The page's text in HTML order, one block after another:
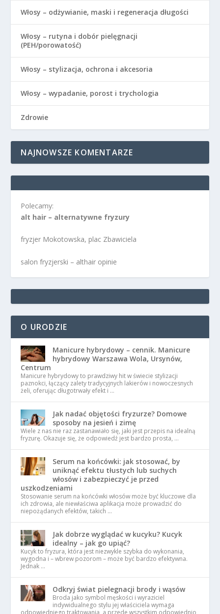
Włosy – odżywianie, maski i regeneracja długości
Włosy – rutyna i dobór pielęgnacji
(PEH/porowatość)
Włosy – stylizacja, ochrona i akcesoria
Włosy – wypadanie, porost i trychologia
Zdrowie
NAJNOWSZE KOMENTARZE
Polecamy:
alt hair – alternatywne fryzury
fryzjer Mokotowska, plac Zbawiciela
salon fryzjerski – althair opinie
O URODZIE
Manicure hybrydowy – cennik. Manicure
hybrydowy Warszawa Wola, Ursynów,
Centrum
Manicure hybrydowy to prawdziwy hit w świecie stylizacji
paznokci, łączący zalety tradycyjnych lakierów i nowoczesnych
żeli, oferując długotrwały efekt i …
Jak nadać objętości fryzurze? Domowe
sposoby na jesień i zimę
Wiele z nas nie raz zastanawiało się, jaki jest przepis na idealną
fryzurę. Okazuje się, że odpowiedź jest bardzo prosta, …
Serum na końcówki: jak stosować, by
uniknąć efektu tłustych lub suchych
włosów i zabezpieczyć je przed
uszkodzeniami
Stosowanie serum na końcówki włosów może być kluczowe dla
ich zdrowia, ale niewłaściwa aplikacja może prowadzić do
niepożądanych efektów, takich …
Jak dobrze wyglądać w kucyku? Kucyk
idealny – jak go upiąć?
Kucyk to fryzura, która jest niezwykle szybka do wykonania,
wygodna i – wbrew pozorom – może być bardzo efektywna.
Jednak …
Odkryj świat pielegnacji brody i wąsów
Broda jako symbol męskości i wyraziciel
indywidualnego stylu jej właściciela wymaga
odpowiedniego traktowania, a przede wszystkim odpowiednio